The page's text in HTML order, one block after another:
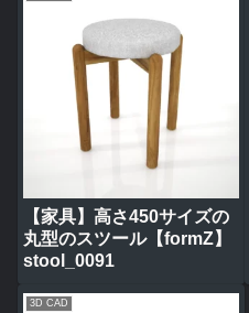
【家具】高さ450サイズの
丸型のスツール【formZ】
stool_0091
3D CAD